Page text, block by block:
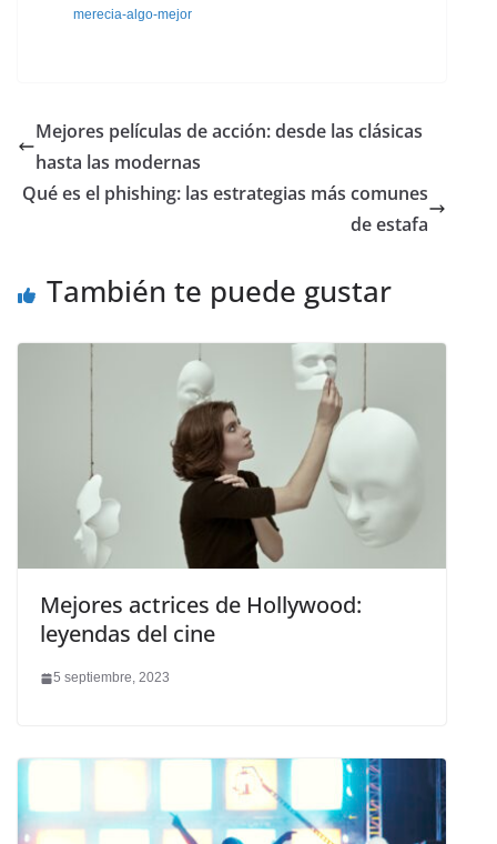
merecia-algo-mejor
Mejores películas de acción: desde las clásicas
hasta las modernas
Qué es el phishing: las estrategias más comunes
de estafa
También te puede gustar
Mejores actrices de Hollywood:
leyendas del cine
5 septiembre, 2023